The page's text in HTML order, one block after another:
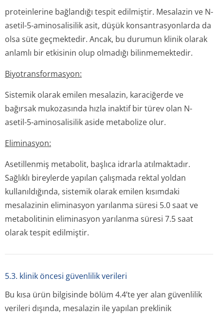
proteinlerine bağlandığı tespit edilmiştir. Mesalazin ve N-
asetil-5-aminosalisilik asit, düşük konsantrasyonlarda da
olsa süte geçmektedir. Ancak, bu durumun klinik olarak
anlamlı bir etkisinin olup olmadığı bilinmemektedir.
Biyotransforma­syon:
Sistemik olarak emilen mesalazin, karaciğerde ve
bağırsak mukozasında hızla inaktif bir türev olan N-
asetil-5-aminosalisilik aside metabolize olur.
Eliminasyon:
Asetillenmiş metabolit, başlıca idrarla atılmaktadır.
Sağlıklı bireylerde yapılan çalışmada rektal yoldan
kullanıldığında, sistemik olarak emilen kısımdaki
mesalazinin eliminasyon yarılanma süresi 5.0 saat ve
metabolitinin eliminasyon yarılanma süresi 7.5 saat
olarak tespit edilmiştir.
5.3. klinik öncesi güvenlilik verileri
Bu kısa ürün bilgisinde bölüm 4.4’te yer alan güvenlilik
verileri dışında, mesalazin ile yapılan preklinik